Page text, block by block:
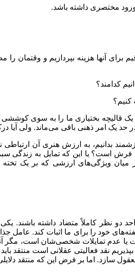
مختصری داشته باشد.
برای آنها هزینه بپردازیم و وقتمان
کدامند؟
کنیم؟
قالیچه بختیاری ما را به سوی
در حد یک امر ذهنی باقی می‌ماند. ولی
بدانیم، به ارزش هنری آن
است؟ یا این که تمایل به زندگی
ویژگی‌های ارزشی که بر یک تخته
نظر کاملاً متضاد داشته باشند.
خود را برای ما اثبات کند. عامل
عدم تمایلات شخصی‌شان است، مگر
نقد فعالیتی عقلانی است منتقد باید
سازد. اما بر فرض این که منتقد